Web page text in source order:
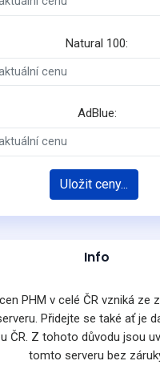
Natural 100:
AdBlue:
Uložit ceny...
Info
PHM v celé ČR vzniká ze
Přidejte se také ať je
ČR. Z tohoto důvodu jsou
tomto serveru bez